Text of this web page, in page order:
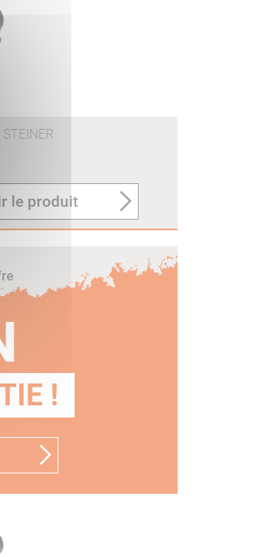
STEINER
le produit
!